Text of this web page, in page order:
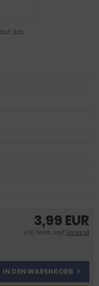
das
3,99 EUR
inkl .MwSt., zzgl.Versand
IN DEN WARENKORB